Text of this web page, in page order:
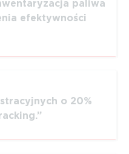
paliwa
efektywności
o 20%